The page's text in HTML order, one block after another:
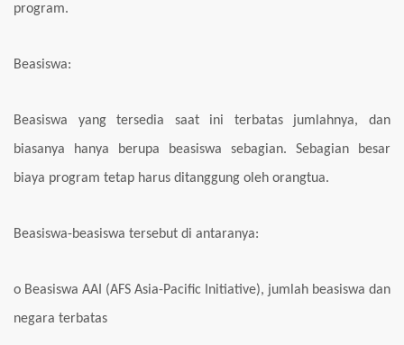
program.
Beasiswa:
Beasiswa yang tersedia saat ini terbatas jumlahnya, dan
biasanya hanya berupa beasiswa sebagian. Sebagian besar
biaya program tetap harus ditanggung oleh orangtua.
Beasiswa-beasiswa tersebut di antaranya:
o Beasiswa AAI (AFS Asia-Pacific Initiative), jumlah beasiswa dan
negara terbatas